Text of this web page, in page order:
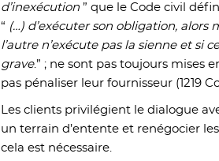
d’inexécution ” que le Code civil
“ (…) d’exécuter son obligation, alors
l’autre n’exécute pas la sienne et si
grave.” ; ne sont pas toujours mises
pas pénaliser leur fournisseur (1219
Les clients privilégient le dialogue
un terrain d’entente et renégocier
cela est nécessaire.